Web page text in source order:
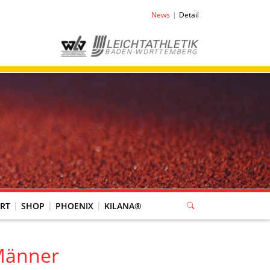
News Detail
SHOP PHOENIX KILANA®